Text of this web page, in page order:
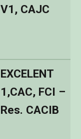
V1, CAJC
EXCELENT
1,CAC, FCI –
Res. CACIB